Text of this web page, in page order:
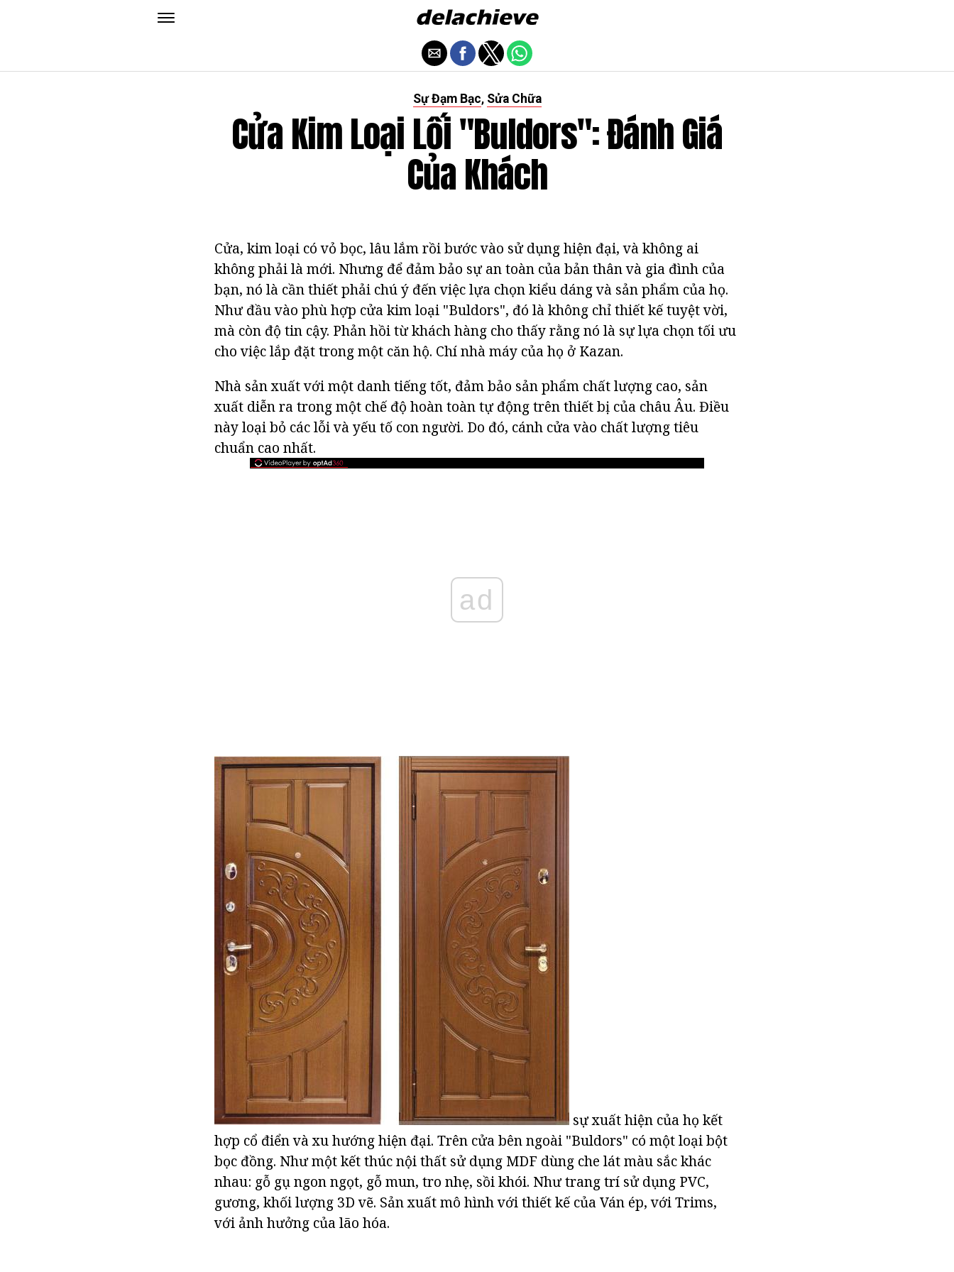
Sự Đạm Bạc, Sửa Chữa
Cửa Kim Loại Lối "Buldors": Đánh Giá
Của Khách
Cửa, kim loại có vỏ bọc, lâu lắm rồi bước vào sử dụng hiện đại, và không ai
không phải là mới. Nhưng để đảm bảo sự an toàn của bản thân và gia đình của
bạn, nó là cần thiết phải chú ý đến việc lựa chọn kiểu dáng và sản phẩm của họ.
Như đầu vào phù hợp cửa kim loại "Buldors", đó là không chỉ thiết kế tuyệt vời,
mà còn độ tin cậy. Phản hồi từ khách hàng cho thấy rằng nó là sự lựa chọn tối ưu
cho việc lắp đặt trong một căn hộ. Chí nhà máy của họ ở Kazan.
Nhà sản xuất với một danh tiếng tốt, đảm bảo sản phẩm chất lượng cao, sản
xuất diễn ra trong một chế độ hoàn toàn tự động trên thiết bị của châu Âu. Điều
này loại bỏ các lỗi và yếu tố con người. Do đó, cánh cửa vào chất lượng tiêu
chuẩn cao nhất.
ad
sự xuất hiện của họ kết
hợp cổ điển và xu hướng hiện đại. Trên cửa bên ngoài "Buldors" có một loại bột
bọc đồng. Như một kết thúc nội thất sử dụng MDF dùng che lát màu sắc khác
nhau: gỗ gụ ngon ngọt, gỗ mun, tro nhẹ, sồi khói. Như trang trí sử dụng PVC,
gương, khối lượng 3D vẽ. Sản xuất mô hình với thiết kế của Ván ép, với Trims,
với ảnh hưởng của lão hóa.